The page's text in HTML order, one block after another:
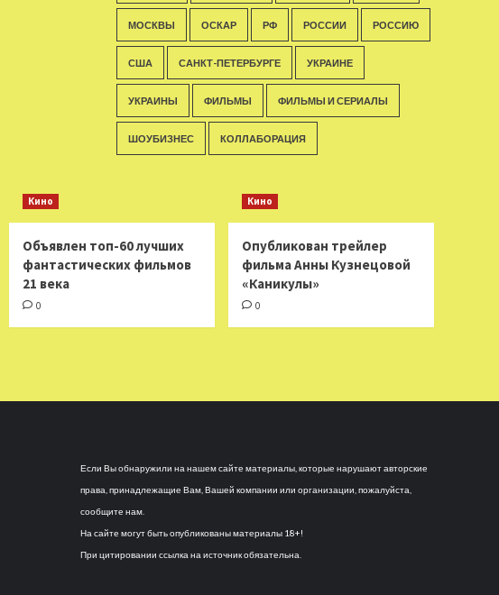
МОСКВЫ ОСКАР РФ РОССИИ РОССИЮ
США САНКТ-ПЕТЕРБУРГЕ УКРАИНЕ
УКРАИНЫ ФИЛЬМЫ ФИЛЬМЫ И СЕРИАЛЫ
ШОУБИЗНЕС КОЛЛАБОРАЦИЯ
Кино
Объявлен топ-60 лучших
фантастических фильмов
21 века
0
Кино
Опубликован трейлер
фильма Анны Кузнецовой
«Каникулы»
0
Если Вы обнаружили на нашем сайте материалы, которые нарушают авторские
права, принадлежащие Вам, Вашей компании или организации, пожалуйста,
сообщите нам.
На сайте могут быть опубликованы материалы 18+!
При цитировании ссылка на источник обязательна.